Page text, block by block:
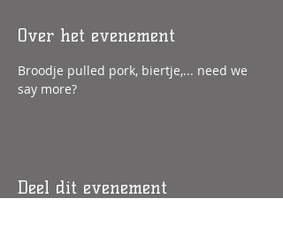
Over het evenement
Broodje pulled pork, biertje,... need we
say more?
Deel dit evenement